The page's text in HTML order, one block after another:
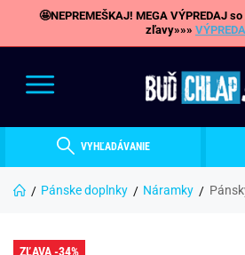
🤩NEPREMEŠKAJ! MEGA VÝPREDAJ
zľavy»»»
VYHĽADÁVANIE
Pánske doplnky Náramky
ZĽAVA -34%